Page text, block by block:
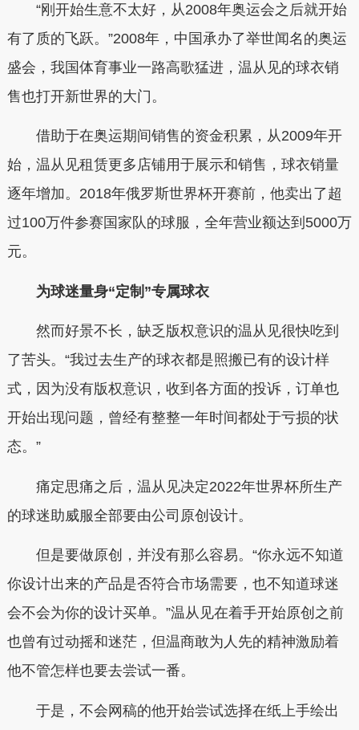
“刚开始生意不太好，从2008年奥运会之后就开始
有了质的飞跃。”2008年，中国承办了举世闻名的奥运
盛会，我国体育事业一路高歌猛进，温从见的球衣销
售也打开新世界的大门。
借助于在奥运期间销售的资金积累，从2009年开
始，温从见租赁更多店铺用于展示和销售，球衣销量
逐年增加。2018年俄罗斯世界杯开赛前，他卖出了超
过100万件参赛国家队的球服，全年营业额达到5000万
元。
为球迷量身“定制”专属球衣
然而好景不长，缺乏版权意识的温从见很快吃到
了苦头。“我过去生产的球衣都是照搬已有的设计样
式，因为没有版权意识，收到各方面的投诉，订单也
开始出现问题，曾经有整整一年时间都处于亏损的状
态。”
痛定思痛之后，温从见决定2022年世界杯所生产
的球迷助威服全部要由公司原创设计。
但是要做原创，并没有那么容易。“你永远不知道
你设计出来的产品是否符合市场需要，也不知道球迷
会不会为你的设计买单。”温从见在着手开始原创之前
也曾有过动摇和迷茫，但温商敢为人先的精神激励着
他不管怎样也要去尝试一番。
于是，不会网稿的他开始尝试选择在纸上手绘出